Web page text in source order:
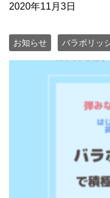
2020年11月3日
お知らせ バラボリッ